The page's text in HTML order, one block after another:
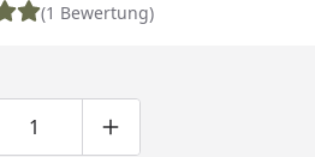
(1 Bewertung)
um eins verringern
Produktmenge manuell
Produktmenge um